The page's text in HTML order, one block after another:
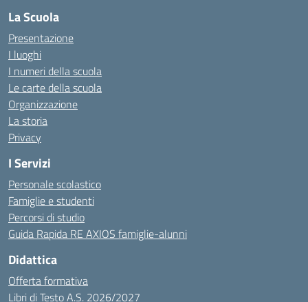
La Scuola
Presentazione
I luoghi
I numeri della scuola
Le carte della scuola
Organizzazione
La storia
Privacy
I Servizi
Personale scolastico
Famiglie e studenti
Percorsi di studio
Guida Rapida RE AXIOS famiglie-alunni
Didattica
Offerta formativa
Libri di Testo A.S. 2026/2027